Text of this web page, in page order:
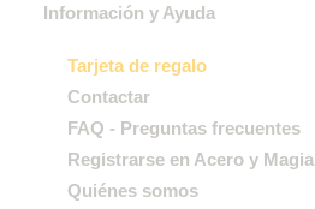
Información y Ayuda
Tarjeta de regalo
Contactar
FAQ - Preguntas frecuentes
Registrarse en Acero y Magia
Quiénes somos